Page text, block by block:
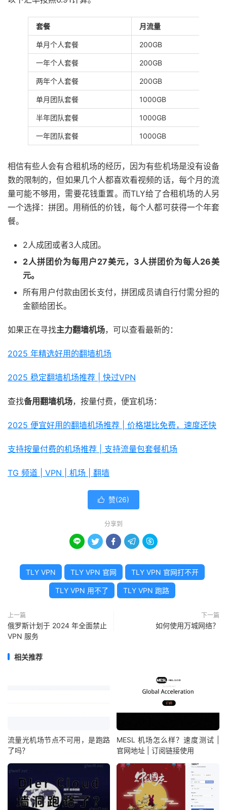
套餐 月流量
单月个人套餐 200GB
一年个人套餐 200GB
两年个人套餐 200GB
单月团队套餐 1000GB
半年团队套餐 1000GB
一年团队套餐 1000GB
相信有些人会有合租机场的经历，因为有些机场是没有设备
数的限制的，但如果几个人都喜欢看视频的话，每个月的流
量可能不够用，需要花钱重置。而TLY给了合租机场的人另
一个选择：拼团。用稍低的价钱，每个人都可获得一个年套
餐。
2人成团或者3人成团。
2人拼团价为每用户27美元，3人拼团价为每人26美
元。
所有用户付款由团长支付，拼团成员请自行付需分担的
金额给团长。
如果正在寻找主力翻墙机场，可以查看最新的：
2025 年精选好用的翻墙机场
2025 稳定翻墙机场推荐 | 快过VPN
查找备用翻墙机场，按量付费，便宜机场：
2025 便宜好用的翻墙机场推荐 | 价格堪比免费，速度还快
支持按量付费的机场推荐 | 支持流量包套餐机场
TG 频道 | VPN | 机场 | 翻墙
 赞(26)
分享到
    
TLY VPN TLY VPN 官网 TLY VPN 官网打不开
TLY VPN 用不了 TLY VPN 跑路
上一篇
俄罗斯计划于 2024 年全面禁止
VPN 服务
下一篇
如何使用万城网络？
相关推荐
流量光机场节点不可用，是跑路
了吗？
MESL 机场怎么样？速度测试 |
官网地址 | 订阅链接使用